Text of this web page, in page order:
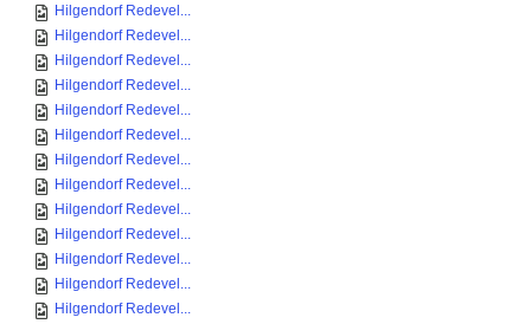
Hilgendorf Redevel...
Hilgendorf Redevel...
Hilgendorf Redevel...
Hilgendorf Redevel...
Hilgendorf Redevel...
Hilgendorf Redevel...
Hilgendorf Redevel...
Hilgendorf Redevel...
Hilgendorf Redevel...
Hilgendorf Redevel...
Hilgendorf Redevel...
Hilgendorf Redevel...
Hilgendorf Redevel...